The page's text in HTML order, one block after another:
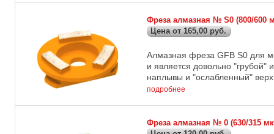
Фреза алмазная № S0 (800/
Цена от 165,00 руб.
Алмазная фреза GFB S0 для
и является довольно "грубой"
наплывы и "ослабленный"
подробнее
Фреза алмазная № 0 (630/315